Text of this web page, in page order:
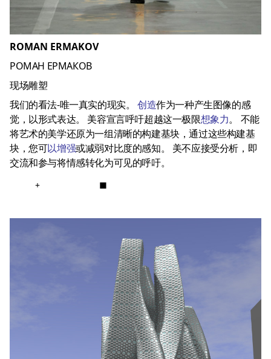
ROMAN ERMAKOV
РОМАН ЕРМАКОВ
现场雕塑
我们的看法-唯一真实的现实。 创造作为一种产生图像的感
觉，以形式表达。 美容宣言呼吁超越这一极限想象力。 不能
将艺术的美学还原为一组清晰的构建基块，通过这些构建基
块，您可以增强或减弱对比度的感知。 美不应接受分析，即
交流和参与将情感转化为可见的呼吁。
+ ■